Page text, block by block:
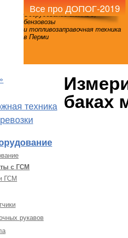
Оборудование для АЗС,
бензовозы
и топливозаправочная техника
в Перми
Все про ДОПОГ-2019
баках
техника
с ГСМ
ГСМ
рукавов